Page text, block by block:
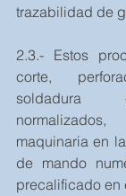
trazabilidad de
2.3.- Estos
corte,
soldadura
maquinaria en
de mando
precalificado en